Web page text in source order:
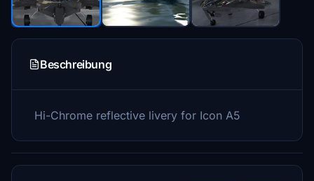
Beschreibung
Hi-Chrome reflective livery for Icon A5